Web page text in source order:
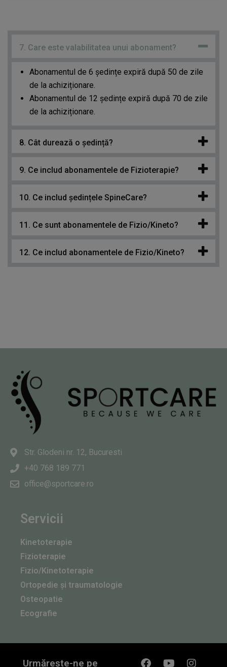
7. Care este valabilitatea unui abonament?
Abonamentul de 6 ședințe expiră după 50 de zile
de la achiziționare.
Abonamentul de 12 ședințe expiră după 70 de zile
de la achiziționare.
8. Cât durează o ședință?
9. Ce includ abonamentele de Fizioterapie?
10. Ce includ ședințele SpineCare?
11. Ce sunt abonamentele de Fizio/Kineto?
12. Ce includ abonamentele de Fizio/Kineto?
Str. Glodeni nr. 12, Bucuresti
+40 768 189 771
office@sportcare.ro
Servicii
Kinetoterapie
Fizioterapie
Fizio/Kinetoterapie
Ortopedie și traumatologie
Osteopatie
Ecografie
Urmărește-ne pe